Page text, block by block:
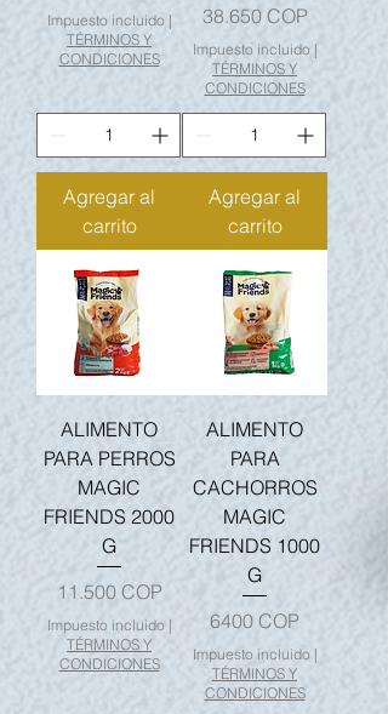
Impuesto incluido |
TÉRMINOS Y
CONDICIONES
Agregar al
carrito
Precio
38.650 COP
Impuesto incluido |
TÉRMINOS Y
CONDICIONES
Agregar al
carrito
ALIMENTO
PARA PERROS
MAGIC
FRIENDS 2000
G
Precio
11.500 COP
Impuesto incluido|
TÉRMINOS Y
CONDICIONES
ALIMENTO
PARA
CACHORROS
MAGIC
FRIENDS 1000
G
Precio
6400 COP
Impuesto incluido |
TÉRMINOS Y
CONDICIONES